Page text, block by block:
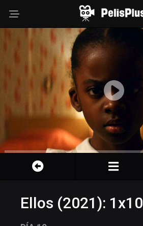
Ellos (2021): 1x10